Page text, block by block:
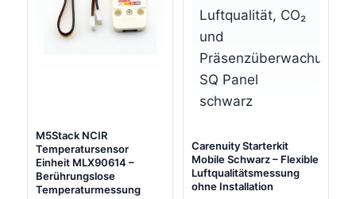
M5Stack NCIR
Temperatursensor
Einheit MLX90614 –
Berührungslose
Temperaturmessung
Carenuity Starterkit
Mobile Schwarz – Flexible
Luftqualitätsmessung
ohne Installation